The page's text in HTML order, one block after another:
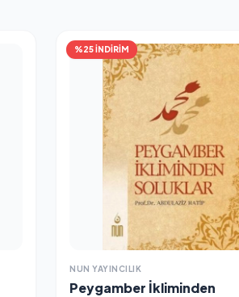
%25 İNDİRİM
NUN YAYINCILIK
Peygamber İkliminden